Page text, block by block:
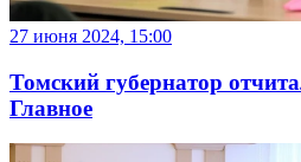
27 июня 2024, 15:00
Томский губернатор
Главное